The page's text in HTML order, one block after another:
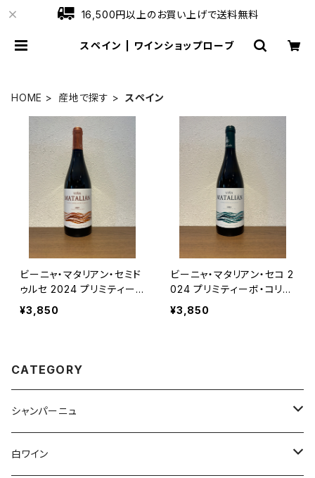
16,500円以上のお買い上げで送料無料
スペイン | ワインショップローブ
HOME 産地で探す スペイン
ビーニャ・マタリアン・セミド
ゥルセ 2024 プリミティー
ボ・コリャンテス 白ワイン ス
ペイン 750ml
¥3,850
ビーニャ・マタリアン・セコ 2
024 プリミティーボ・コリャ
ンテス 白ワイン スペイン 7
50ml
¥3,850
CATEGORY
シャンパーニュ
アンリ・ジロー
白ワイン